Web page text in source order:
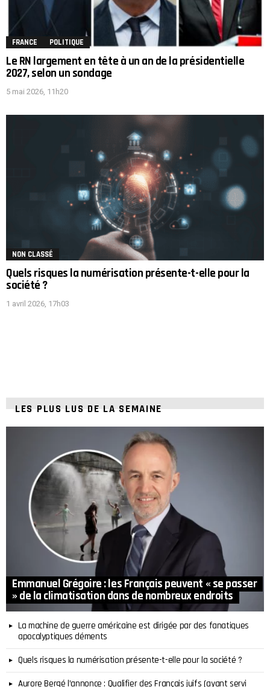
FRANCE POLITIQUE
Le RN largement en tête à un an de la présidentielle
2027, selon un sondage
5 mai 2026, 11h20
NON CLASSÉ
Quels risques la numérisation présente-t-elle pour la
société ?
1 avril 2026, 17h03
LES PLUS LUS DE LA SEMAINE
Emmanuel Grégoire : les Français peuvent « se passer
» de la climatisation dans de nombreux endroits
La machine de guerre américaine est dirigée par des fanatiques
apocalyptiques déments
Quels risques la numérisation présente-t-elle pour la société ?
Aurore Bergé l’annonce : Qualifier des Français juifs (ayant servi